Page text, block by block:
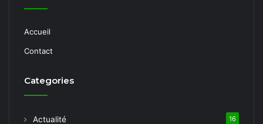
Accueil
Contact
Categories
Actualité 16